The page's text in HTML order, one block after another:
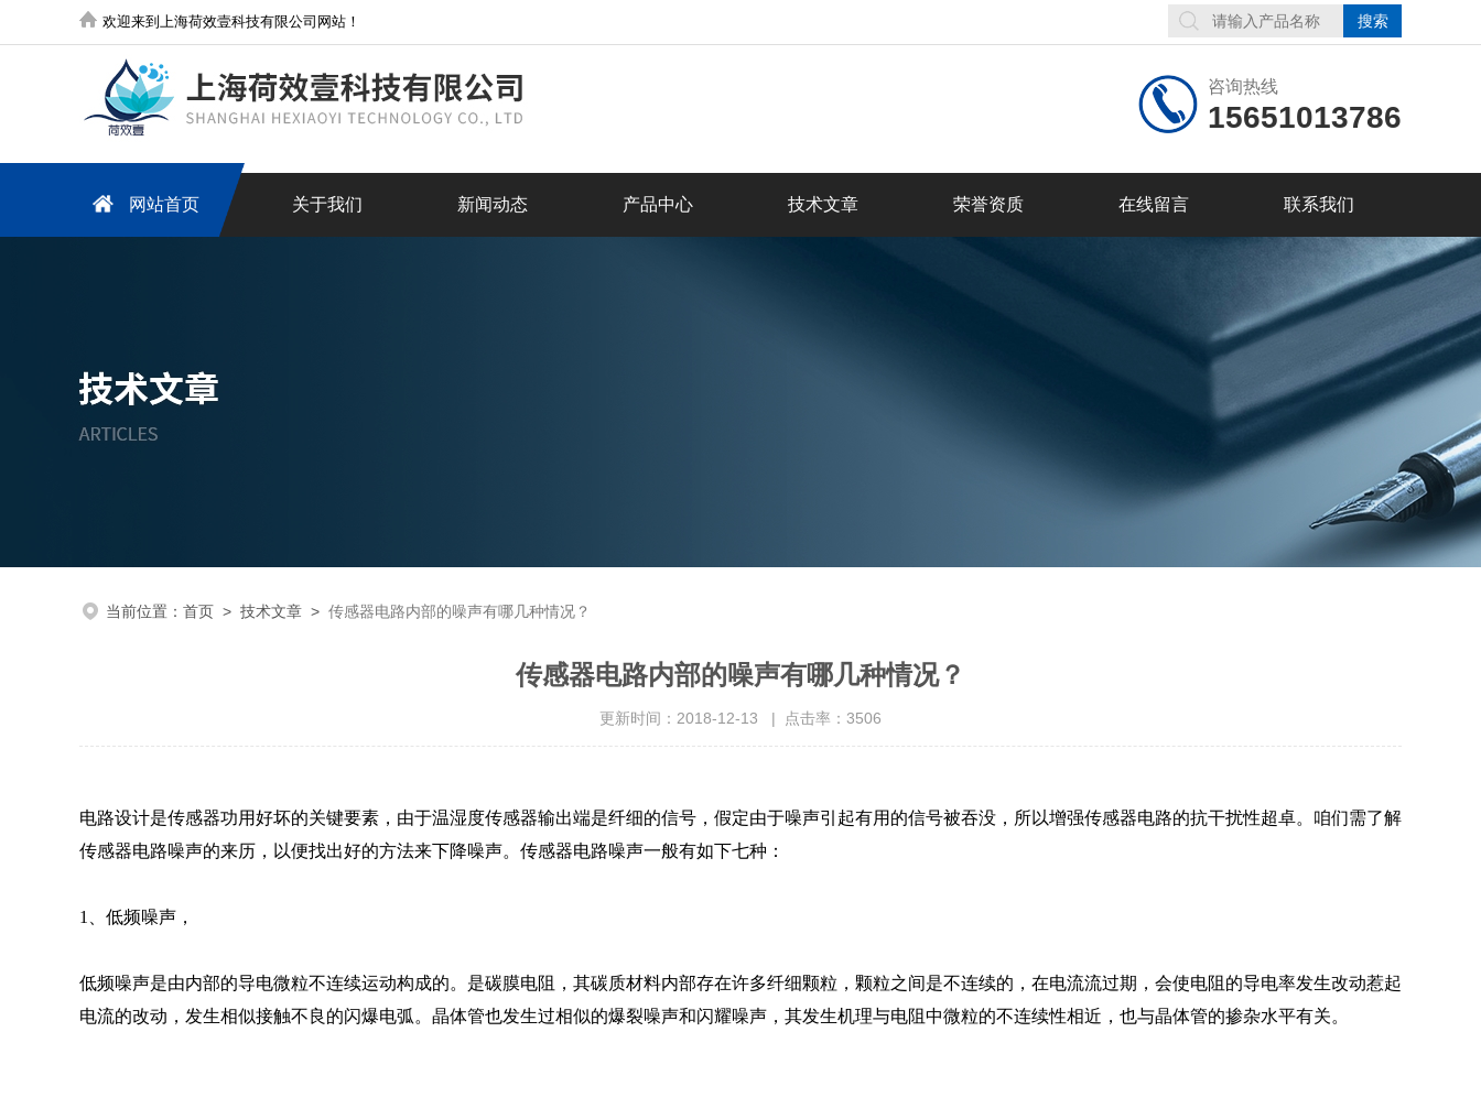
欢迎来到上海荷效壹科技有限公司网站！
咨询热线
15651013786
网站首页 关于我们 新闻动态 产品中心 技术文章 荣誉资质 在线留言 联系我们
当前位置： 首页 > 技术文章 > 传感器电路内部的噪声有哪几种情况？
传感器电路内部的噪声有哪几种情况？
更新时间：2018-12-13 | 点击率：3506
电路设计是传感器功用好坏的关键要素，由于温湿度传感器输出端是纤细的信号，假定由于噪声引起有用的信号被吞没，所以增强传感器电路的抗干扰性超卓。咱们需了解
传感器电路噪声的来历，以便找出好的方法来下降噪声。传感器电路噪声一般有如下七种：
1、低频噪声，
低频噪声是由内部的导电微粒不连续运动构成的。是碳膜电阻，其碳质材料内部存在许多纤细颗粒，颗粒之间是不连续的，在电流流过期，会使电阻的导电率发生改动惹起
电流的改动，发生相似接触不良的闪爆电弧。晶体管也发生过相似的爆裂噪声和闪耀噪声，其发生机理与电阻中微粒的不连续性相近，也与晶体管的掺杂水平有关。